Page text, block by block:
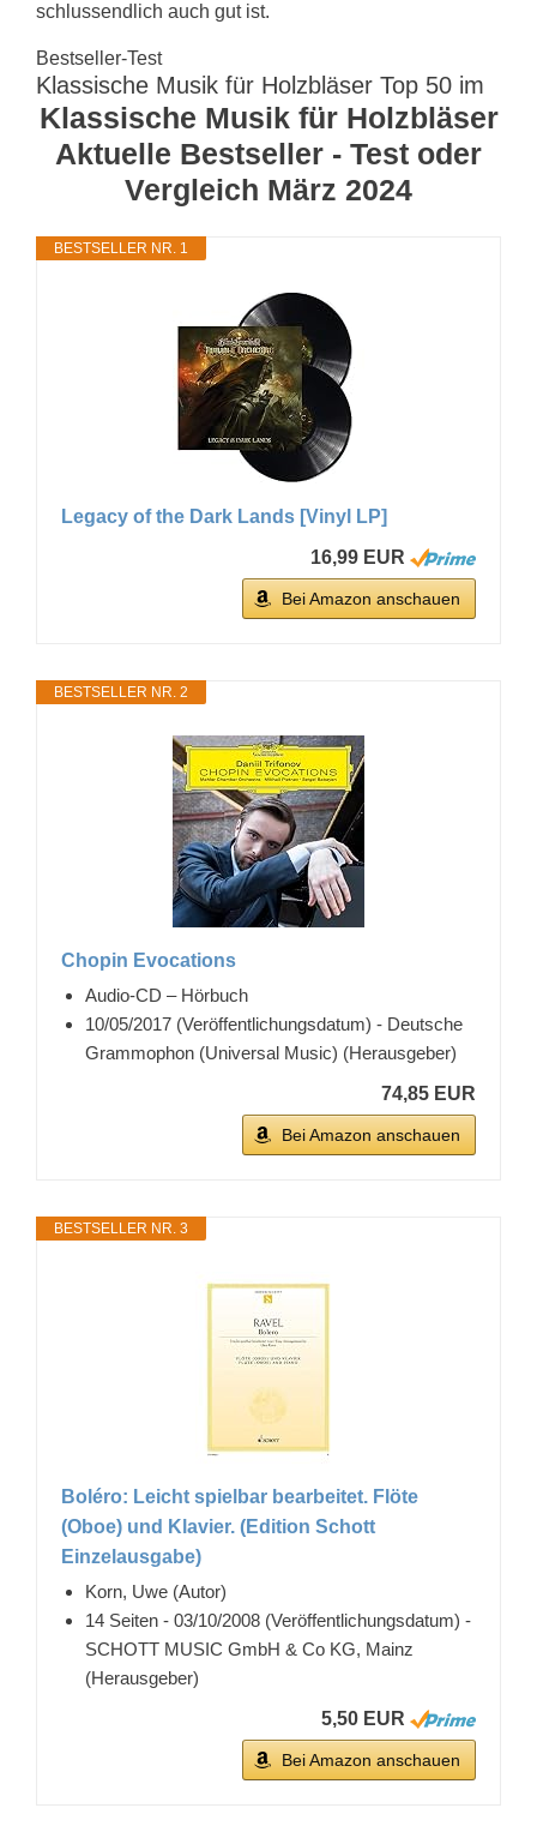
schlussendlich auch gut ist.
Bestseller-Test
Klassische Musik für Holzbläser Top 50 im
Klassische Musik für Holzbläser
Aktuelle Bestseller - Test oder
Vergleich März 2024
BESTSELLER NR. 1
Legacy of the Dark Lands [Vinyl LP]
16,99 EUR
Bei Amazon anschauen
BESTSELLER NR. 2
Chopin Evocations
Audio-CD – Hörbuch
10/05/2017 (Veröffentlichungsdatum) - Deutsche
Grammophon (Universal Music) (Herausgeber)
74,85 EUR
Bei Amazon anschauen
BESTSELLER NR. 3
Boléro: Leicht spielbar bearbeitet. Flöte
(Oboe) und Klavier. (Edition Schott
Einzelausgabe)
Korn, Uwe (Autor)
14 Seiten - 03/10/2008 (Veröffentlichungsdatum) -
SCHOTT MUSIC GmbH & Co KG, Mainz
(Herausgeber)
5,50 EUR
Bei Amazon anschauen